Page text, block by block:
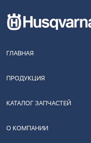
ГЛАВНАЯ
ПРОДУКЦИЯ
КАТАЛОГ ЗАПЧАСТЕЙ
О КОМПАНИИ